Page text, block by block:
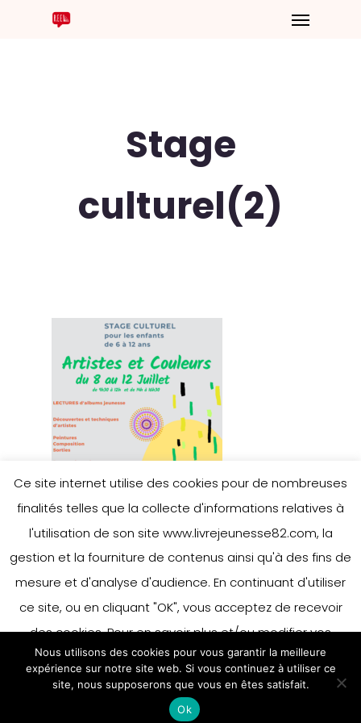
Stage
culturel(2)
Ce site internet utilise des cookies pour de nombreuses
finalités telles que la collecte d'informations relatives à
l'utilisation de son site www.livrejeunesse82.com, la
gestion et la fourniture de contenus ainsi qu'à des fins de
mesure et d'analyse d'audience. En continuant d'utiliser
ce site, ou en cliquant "OK", vous acceptez de recevoir
des cookies. Pour en savoir plus et/ou modifier vos
préférences en matière de cookies, merci de vous référer
à notre politique sur les cookies.
Accepter
En savoir plus
Nous utilisons des cookies pour vous garantir la meilleure
expérience sur notre site web. Si vous continuez à utiliser ce
site, nous supposerons que vous en êtes satisfait.
Ok